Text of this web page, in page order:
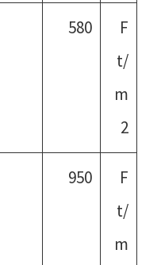
580
F
t/
m
2
950
F
t/
m